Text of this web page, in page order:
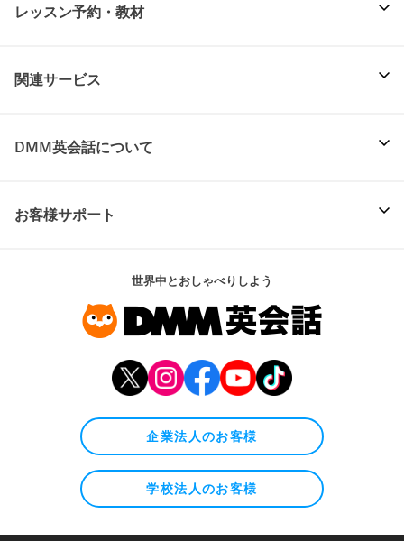
レッスン予約・教材
関連サービス
DMM英会話について
お客様サポート
世界中とおしゃべりしよう
企業法人のお客様
学校法人のお客様